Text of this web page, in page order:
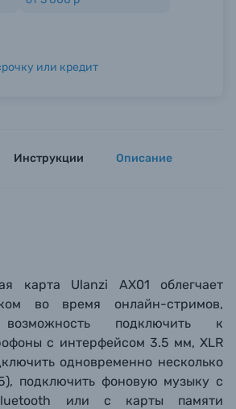
(Комиссионные товары)
или кредит
Инструкции Описание
карта Ulanzi AX01 облегчает
во время онлайн-стримов,
возможность подключить к
с интерфейсом 3.5 мм, XLR
одновременно несколько
подключить фоновую музыку с
или с карты памяти